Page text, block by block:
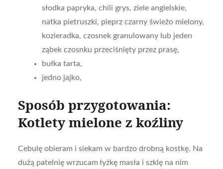
słodka papryka, chili grys, ziele angielskie,
natka pietruszki, pieprz czarny świeżo mielony,
kozieradka, czosnek granulowany lub jeden
ząbek czosnku przeciśnięty przez prasę,
bułka tarta,
jedno jajko,
Sposób przygotowania:
Kotlety mielone z koźliny
Cebulę obieram i siekam w bardzo drobną kostkę. Na
dużą patelnię wrzucam łyżkę masła i szklę na nim